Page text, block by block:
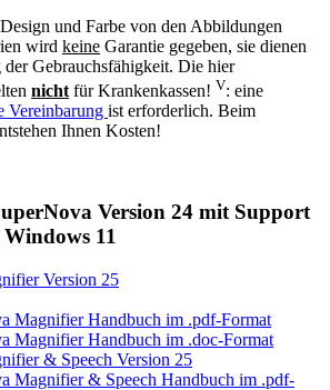
und Farbe von den Abbildungen
wird keine Garantie gegeben, sie dienen
der Gebrauchsfähigkeit. Die hier
nichtfür Krankenkassen! V: eine
Vereinbarung ist erforderlich. Beim
Ihnen Kosten!
Version 24 mit Support
11
Version 25
Magnifier Handbuch im .pdf-Format
Magnifier Handbuch im .doc-Format
& Speech Version 25
Magnifier & Speech Handbuch im .pdf-